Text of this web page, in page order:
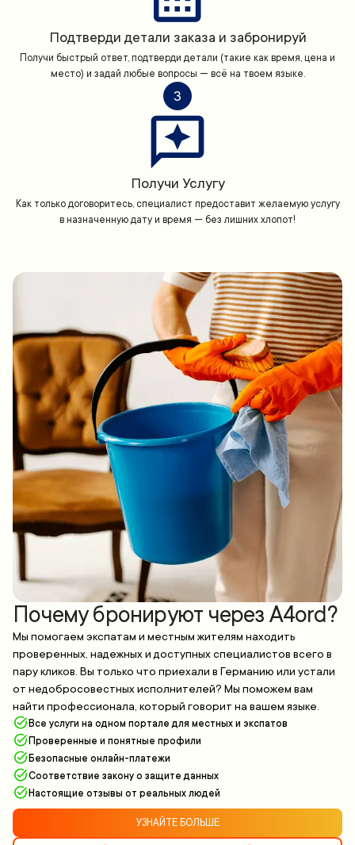
Подтверди детали заказа и забронируй
Получи быстрый ответ, подтверди детали (такие как время, цена и
место) и задай любые вопросы — всё на твоем языке.
3
Получи Услугу
Как только договоритесь, специалист предоставит желаемую услугу
в назначенную дату и время — без лишних хлопот!
Почему бронируют через A4ord?
Мы помогаем экспатам и местным жителям находить
проверенных, надежных и доступных специалистов всего в
пару кликов. Вы только что приехали в Германию или устали
от недобросовестных исполнителей? Мы поможем вам
найти профессионала, который говорит на вашем языке.
Все услуги на одном портале для местных и экспатов
Проверенные и понятные профили
Безопасные онлайн-платежи
Соответствие закону о защите данных
Настоящие отзывы от реальных людей
УЗНАЙТЕ БОЛЬШЕ